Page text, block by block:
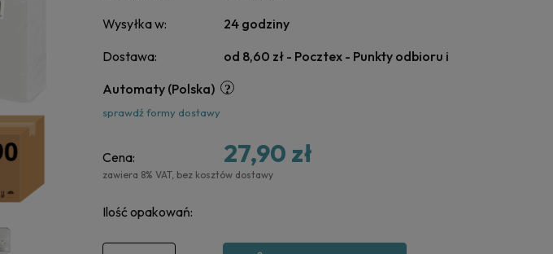
Wysyłka w:
24 godziny
Dostawa:
od 8,60 zł - Pocztex - Punkty odbioru i
Automaty (Polska)
sprawdź formy dostawy
Cena: 27,90 zł
zawiera 8% VAT, bez kosztów dostawy
Ilość opakowań: